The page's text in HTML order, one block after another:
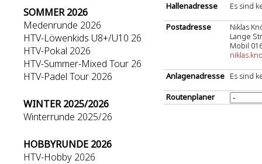
SOMMER 2026
Medenrunde 2026
HTV-Löwenkids U8+/U10 26
HTV-Pokal 2026
HTV-Summer-Mixed Tour 26
HTV-Padel Tour 2026
WINTER 2025/2026
Winterrunde 2025/26
HOBBYRUNDE 2026
HTV-Hobby 2026
Hallenadresse
Es sind
Postadresse
Niklas
Lange
Mobil
Anlagenadresse Es sind
Routenplaner